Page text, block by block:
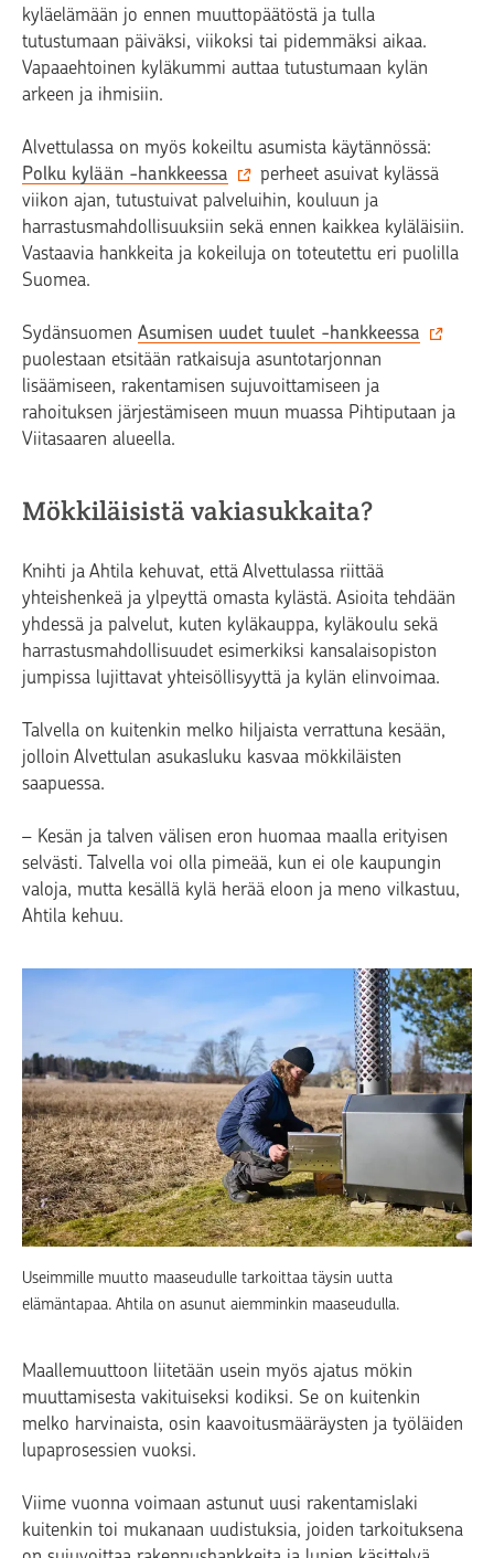
kyläelämään jo ennen muuttopäätöstä ja tulla
tutustumaan päiväksi, viikoksi tai pidemmäksi aikaa.
Vapaaehtoinen kyläkummi auttaa tutustumaan kylän
arkeen ja ihmisiin.
Alvettulassa on myös kokeiltu asumista käytännössä:
Polku kylään -hankkeessa
perheet asuivat kylässä
viikon ajan, tutustuivat palveluihin, kouluun ja
harrastusmahdollisuuksiin sekä ennen kaikkea kyläläisiin.
Vastaavia hankkeita ja kokeiluja on toteutettu eri puolilla
Suomea.
Sydänsuomen Asumisen uudet tuulet -hankkeessa
puolestaan etsitään ratkaisuja asuntotarjonnan
lisäämiseen, rakentamisen sujuvoittamiseen ja
rahoituksen järjestämiseen muun muassa Pihtiputaan ja
Viitasaaren alueella.
Mökkiläisistä vakiasukkaita?
Knihti ja Ahtila kehuvat, että Alvettulassa riittää
yhteishenkeä ja ylpeyttä omasta kylästä. Asioita tehdään
yhdessä ja palvelut, kuten kyläkauppa, kyläkoulu sekä
harrastusmahdollisuudet esimerkiksi kansalaisopiston
jumpissa lujittavat yhteisöllisyyttä ja kylän elinvoimaa.
Talvella on kuitenkin melko hiljaista verrattuna kesään,
jolloin Alvettulan asukasluku kasvaa mökkiläisten
saapuessa.
– Kesän ja talven välisen eron huomaa maalla erityisen
selvästi. Talvella voi olla pimeää, kun ei ole kaupungin
valoja, mutta kesällä kylä herää eloon ja meno vilkastuu,
Ahtila kehuu.
Useimmille muutto maaseudulle tarkoittaa täysin uutta
elämäntapaa. Ahtila on asunut aiemminkin maaseudulla.
Maallemuuttoon liitetään usein myös ajatus mökin
muuttamisesta vakituiseksi kodiksi. Se on kuitenkin
melko harvinaista, osin kaavoitusmääräysten ja työläiden
lupaprosessien vuoksi.
Viime vuonna voimaan astunut uusi rakentamislaki
kuitenkin toi mukanaan uudistuksia, joiden tarkoituksena